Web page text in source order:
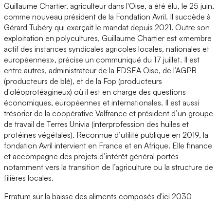
Guillaume Chartier, agriculteur dans l'Oise, a été élu, le 25 juin,
comme nouveau président de la Fondation Avril. Il succède à
Gérard Tubéry qui exerçait le mandat depuis 2021. Outre son
exploitation en polycultures, Guillaume Chartier est «membre
actif des instances syndicales agricoles locales, nationales et
européennes», précise un communiqué du 17 juillet. Il est
entre autres, administrateur de la FDSEA Oise, de l’AGPB
(producteurs de blé), et de la Fop (producteurs
d'oléoprotéagineux) où il est en charge des questions
économiques, européennes et internationales. Il est aussi
trésorier de la coopérative Valfrance et président d’un groupe
de travail de Terres Univia (interprofession des huiles et
protéines végétales). Reconnue d’utilité publique en 2019, la
fondation Avril intervient en France et en Afrique. Elle finance
et accompagne des projets d’intérêt général portés
notamment vers la transition de l’agriculture ou la structure de
filières locales.
Erratum sur la baisse des aliments composés d'ici 2030